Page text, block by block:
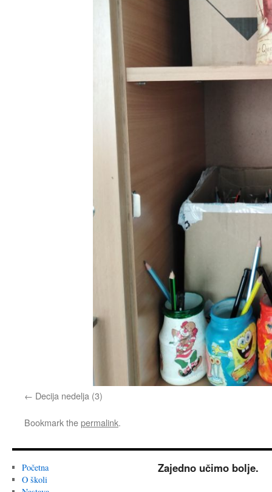
Decija nedelja (3)
Bookmark thepermalink.
Početna
O školi
Zajedno učimo bolje.